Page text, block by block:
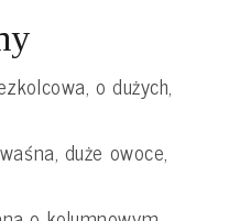
o dużych,
duże owoce,